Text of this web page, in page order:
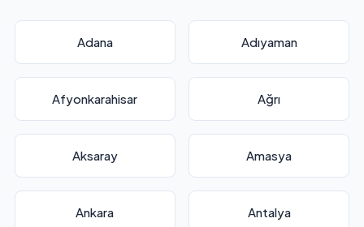
Adana Adıyaman
Afyonkarahisar Ağrı
Aksaray Amasya
Ankara Antalya